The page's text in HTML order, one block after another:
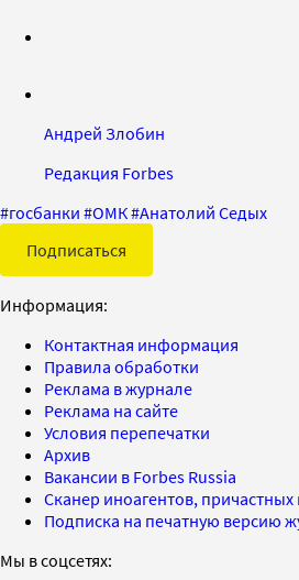
Андрей Злобин
Редакция Forbes
#госбанки #ОМК#Анатолий Седых
Подписаться
Информация:
Контактная информация
Правила обработки
Реклама в журнале
Реклама на сайте
Условия перепечатки
Архив
Вакансии в Forbes Russia
Сканер иноагентов,
Подписка на печатную версию
Мы в соцсетях: